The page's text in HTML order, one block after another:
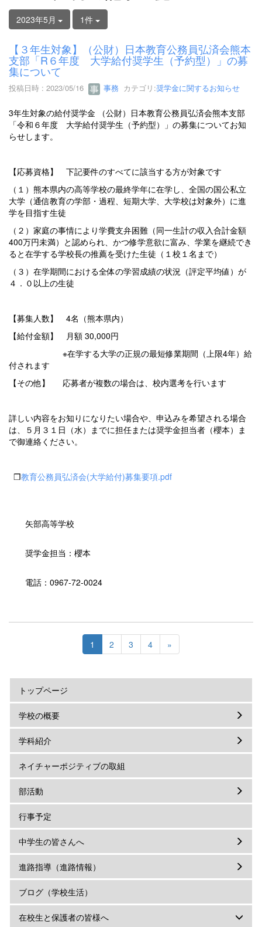
2023年5月 1件
【３年生対象】（公財）日本教育公務員弘済会熊本
支部「R６年度 大学給付奨学生（予約型）」の募
集について
投稿日時 : 2023/05/16 事務 カテゴリ:奨学金に関するお知らせ
3年生対象の給付奨学金 （公財）日本教育公務員弘済会熊本支部
「令和６年度 大学給付奨学生（予約型）」の募集についてお知
らせします。
【応募資格】 下記要件のすべてに該当する方が対象です
（１）熊本県内の高等学校の最終学年に在学し、全国の国公私立
大学（通信教育の学部・過程、短期大学、大学校は対象外）に進
学を目指す生徒
（２）家庭の事情により学費支弁困難（同一生計の収入合計金額
400万円未満）と認められ、かつ修学意欲に富み、学業を継続でき
ると在学する学校長の推薦を受けた生徒（１校１名まで）
（３）在学期間における全体の学習成績の状況（評定平均値）が
４．０以上の生徒
【募集人数】 4名（熊本県内）
【給付金額】 月額 30,000円
※在学する大学の正規の最短修業期間（上限4年）給
付されます
【その他】 応募者が複数の場合は、校内選考を行います
詳しい内容をお知りになりたい場合や、申込みを希望される場合
は、５月３１日（水）までに担任または奨学金担当者（櫻本）ま
で御連絡ください。
❒教育公務員弘済会(大学給付)募集要項.pdf
矢部高等学校
奨学金担当：櫻本
電話：0967-72-0024
1 2 3 4 »
トップページ
学校の概要
学科紹介
ネイチャーポジティブの取組
部活動
行事予定
中学生の皆さんへ
進路指導（進路情報）
ブログ（学校生活）
在校生と保護者の皆様へ